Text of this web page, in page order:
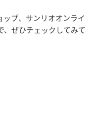
ップ、サンリオオンライ
、ぜひチェックしてみて